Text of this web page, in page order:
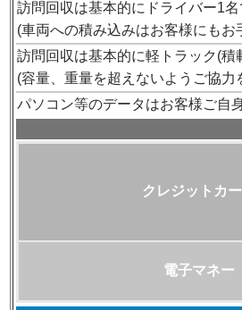
訪問回収は基本的にドライバー1
(車両への積み込みはお客様にも
訪問回収は基本的に軽トラック(積
(容量、重量を超えないようご協力
パソコン等のデータはお客様ご自
クレジットカ
電子マネー